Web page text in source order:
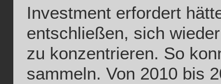
Investment erfordert
entschließen, sich
zu konzentrieren. So
sammeln. Von 2010 bis